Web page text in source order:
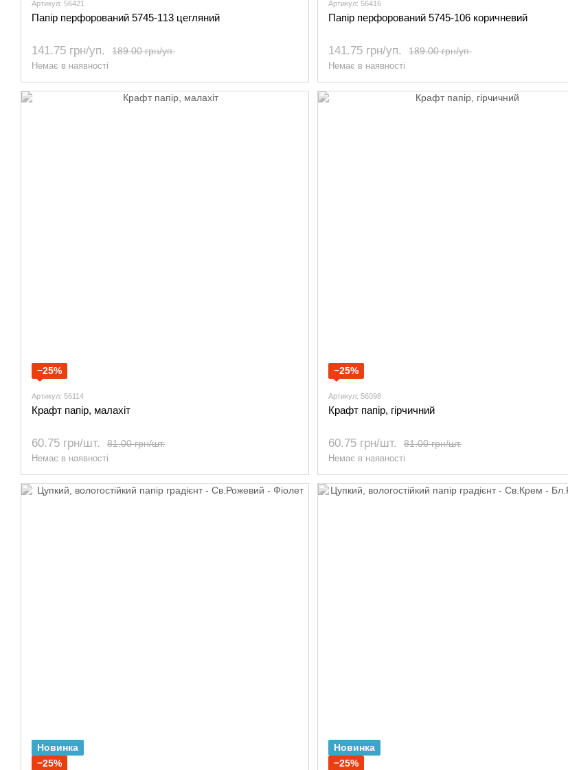
Артикул: 56421
Папір перфорований 5745-113 цегляний
189.00 грн/уп.
141.75 грн/уп.
Немає в наявності
Артикул: 56416
Папір перфорований 5745-106 коричневий
189.00 грн/уп.
141.75 грн/уп.
Немає в наявності
−25%
Артикул: 56114
Крафт папір, малахіт
81.00 грн/шт.
60.75 грн/шт.
Немає в наявності
−25%
Артикул: 56098
Крафт папір, гірчичний
81.00 грн/шт.
60.75 грн/шт.
Немає в наявності
Новинка
−25%
Новинка
−25%